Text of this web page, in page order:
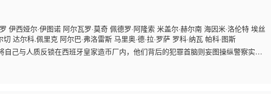
伊西娅尔·伊图诺 阿尔瓦罗·莫奇 佩德罗·阿隆索 米盖尔·赫尔南 海因米·洛伦特 埃丝
切 达尔科.佩里克 阿尔巴·弗洛雷斯 马里奥·德·拉·罗萨 罗科·纳瓦 帕科·图斯
己与人质反锁在西班牙皇家造币厂内，他们背后的犯罪首脑则妄图操纵警察实现